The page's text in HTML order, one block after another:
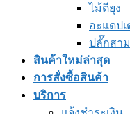
ไม้ตียุง
อะแดปเ
ปลั๊กสา
สินค้าใหม่ล่าสุด
การสั่งซื้อสินค้า
บริการ